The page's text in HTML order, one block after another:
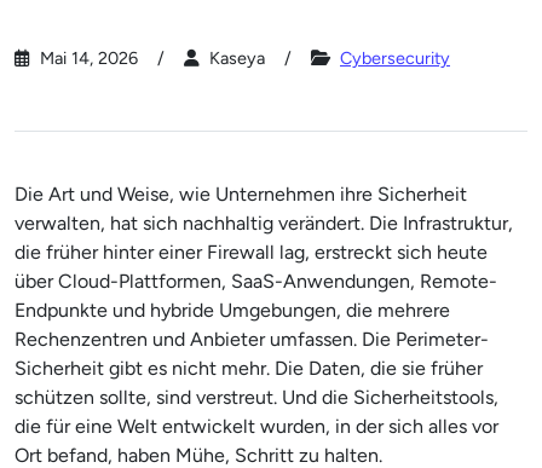
Mai 14, 2026 Kaseya Cybersecurity
Die Art und Weise, wie Unternehmen ihre Sicherheit
verwalten, hat sich nachhaltig verändert. Die Infrastruktur,
die früher hinter einer Firewall lag, erstreckt sich heute
über Cloud-Plattformen, SaaS-Anwendungen, Remote-
Endpunkte und hybride Umgebungen, die mehrere
Rechenzentren und Anbieter umfassen. Die Perimeter-
Sicherheit gibt es nicht mehr. Die Daten, die sie früher
schützen sollte, sind verstreut. Und die Sicherheitstools,
die für eine Welt entwickelt wurden, in der sich alles vor
Ort befand, haben Mühe, Schritt zu halten.